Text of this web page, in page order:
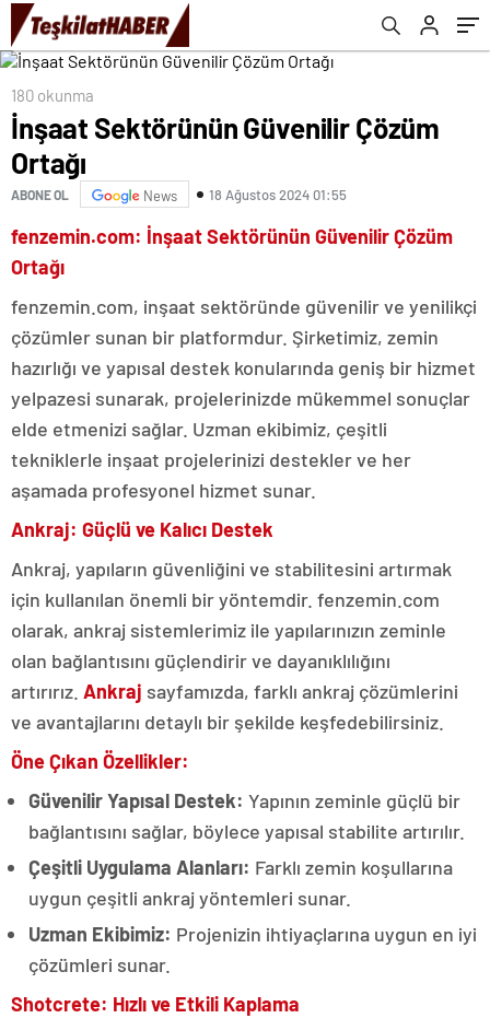
180 okunma
İnşaat Sektörünün Güvenilir Çözüm
Ortağı
ABONE OL News 18 Ağustos 2024 01:55
fenzemin.com: İnşaat Sektörünün Güvenilir Çözüm
Ortağı
fenzemin.com, inşaat sektöründe güvenilir ve yenilikçi
çözümler sunan bir platformdur. Şirketimiz, zemin
hazırlığı ve yapısal destek konularında geniş bir hizmet
yelpazesi sunarak, projelerinizde mükemmel sonuçlar
elde etmenizi sağlar. Uzman ekibimiz, çeşitli
tekniklerle inşaat projelerinizi destekler ve her
aşamada profesyonel hizmet sunar.
Ankraj: Güçlü ve Kalıcı Destek
Ankraj, yapıların güvenliğini ve stabilitesini artırmak
için kullanılan önemli bir yöntemdir. fenzemin.com
olarak, ankraj sistemlerimiz ile yapılarınızın zeminle
olan bağlantısını güçlendirir ve dayanıklılığını
artırırız. Ankraj sayfamızda, farklı ankraj çözümlerini
ve avantajlarını detaylı bir şekilde keşfedebilirsiniz.
Öne Çıkan Özellikler:
Güvenilir Yapısal Destek: Yapının zeminle güçlü bir
bağlantısını sağlar, böylece yapısal stabilite artırılır.
Çeşitli Uygulama Alanları: Farklı zemin koşullarına
uygun çeşitli ankraj yöntemleri sunar.
Uzman Ekibimiz: Projenizin ihtiyaçlarına uygun en iyi
çözümleri sunar.
Shotcrete: Hızlı ve Etkili Kaplama